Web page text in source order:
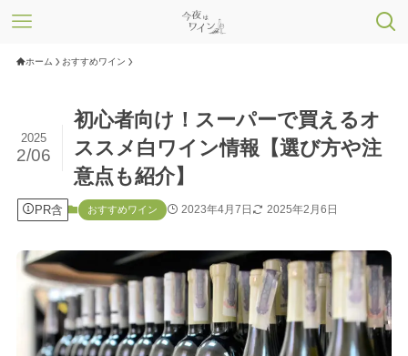
ホーム おすすめワイン
初心者向け！スーパーで買えるオ
ススメ白ワイン情報【選び方や注
意点も紹介】
2025
2/06
PR含 おすすめワイン 2023年4月7日 2025年2月6日